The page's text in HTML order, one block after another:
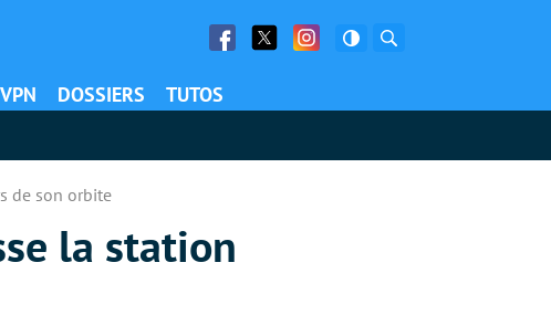
Facebook
Twitter Facebook
VPN DOSSIERS TUTOS
de son orbite
la station